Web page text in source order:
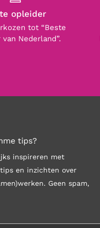
opleider
tot “Beste
Nederland”.
tips?
inspireren met
en inzichten over
Geen spam,